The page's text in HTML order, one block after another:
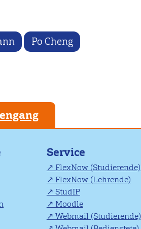
Po Cheng
Service
FlexNow (Studierende)
FlexNow (Lehrende)
StudIP
Moodle
Webmail (Studierende)